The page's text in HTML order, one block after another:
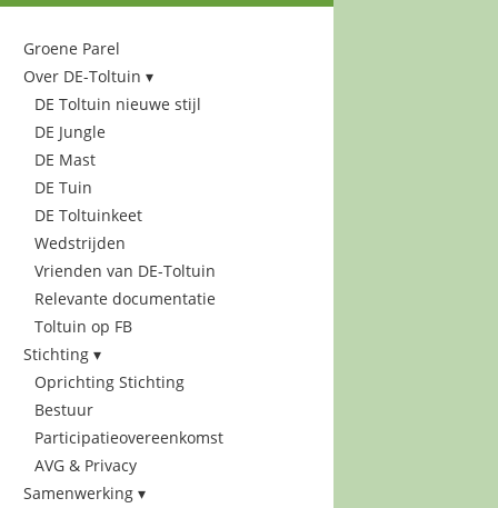
Groene Parel
Over DE-Toltuin
DE Toltuin nieuwe stijl
DE Jungle
DE Mast
DE Tuin
DE Toltuinkeet
Wedstrijden
Vrienden van DE-Toltuin
Relevante documentatie
Toltuin op FB
Stichting
Oprichting Stichting
Bestuur
Participatieovereenkomst
AVG & Privacy
Samenwerking